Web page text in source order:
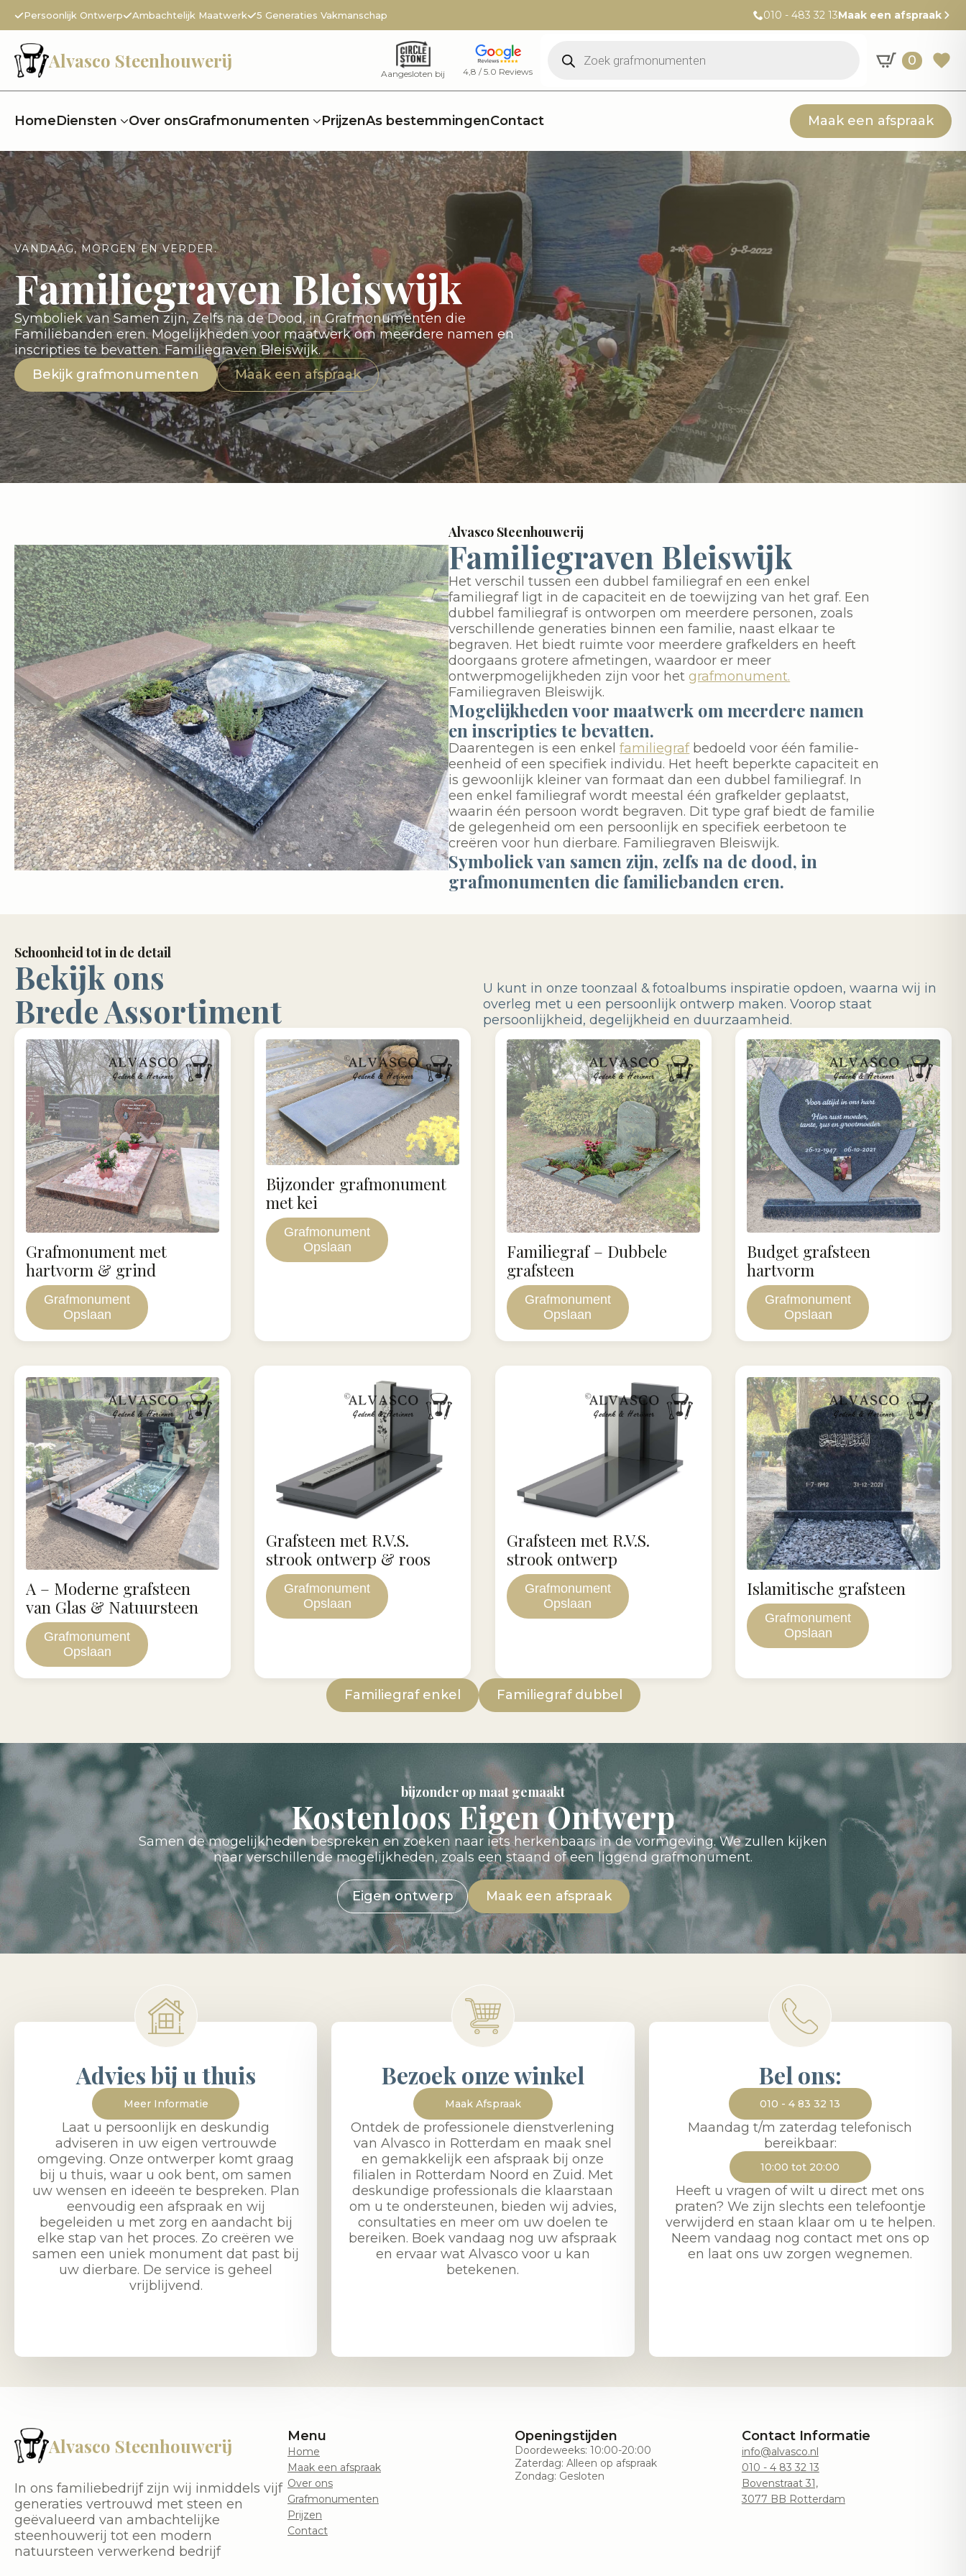
Persoonlijk Ontwerp Ambachtelijk Maatwerk 5 Generaties Vakmanschap 010 - 483 32 13Maak een afspraak
Alvasco Steenhouwerij
Aangesloten bij 4,8 / 5.0 Reviews
zoeken
0
HomeDiensten Over onsGrafmonumenten PrijzenAs bestemmingenContact Maak een afspraak
VANDAAG, MORGEN EN VERDER.
Familiegraven Bleiswijk
Symboliek van Samen zijn, Zelfs na de Dood, in Grafmonumenten die
Familiebanden eren. Mogelijkheden voor maatwerk om meerdere namen en
inscripties te bevatten. Familiegraven Bleiswijk.
Bekijk grafmonumenten
Maak een afspraak
Alvasco Steenhouwerij
Familiegraven Bleiswijk
Het verschil tussen een dubbel familiegraf en een enkel
familiegraf ligt in de capaciteit en de toewijzing van het graf. Een
dubbel familiegraf is ontworpen om meerdere personen, zoals
verschillende generaties binnen een familie, naast elkaar te
begraven. Het biedt ruimte voor meerdere grafkelders en heeft
doorgaans grotere afmetingen, waardoor er meer
ontwerpmogelijkheden zijn voor hetgrafmonument.
Familiegraven Bleiswijk.
Mogelijkheden voor maatwerk om meerdere namen
en inscripties te bevatten.
Daarentegen is een enkelfamiliegrafbedoeld voor één familie-
eenheid of een specifiek individu. Het heeft beperkte capaciteit en
is gewoonlijk kleiner van formaat dan een dubbel familiegraf. In
een enkel familiegraf wordt meestal één grafkelder geplaatst,
waarin één persoon wordt begraven. Dit type graf biedt de familie
de gelegenheid om een persoonlijk en specifiek eerbetoon te
creëren voor hun dierbare. Familiegraven Bleiswijk.
Symboliek van samen zijn, zelfs na de dood, in
grafmonumenten die familiebanden eren.
Schoonheid tot in de detail
Bekijk ons
Brede Assortiment
U kunt in onze toonzaal & fotoalbums inspiratie opdoen, waarna wij in
overleg met u een persoonlijk ontwerp maken. Voorop staat
persoonlijkheid, degelijkheid en duurzaamheid.
Grafmonument
Opslaan
Grafmonument met
hartvorm & grind
Grafmonument
Opslaan
Bijzonder grafmonument
met kei
Grafmonument
Opslaan
Familiegraf – Dubbele
grafsteen
Grafmonument
Opslaan
Budget grafsteen
hartvorm
Grafmonument
Opslaan
A – Moderne grafsteen
van Glas & Natuursteen
Grafmonument
Opslaan
Grafsteen met R.V.S.
strook ontwerp & roos
Grafmonument
Opslaan
Grafsteen met R.V.S.
strook ontwerp
Grafmonument
Opslaan
Islamitische grafsteen
Familiegraf enkel Familiegraf dubbel
bijzonder op maat gemaakt
Kostenloos Eigen Ontwerp
Samen de mogelijkheden bespreken en zoeken naar iets herkenbaars in de vormgeving. We zullen kijken
naar verschillende mogelijkheden, zoals een staand of een liggend grafmonument.
Eigen ontwerp Maak een afspraak
Advies bij u thuis
Meer Informatie
Laat u persoonlijk en deskundig
adviseren in uw eigen vertrouwde
omgeving. Onze ontwerper komt graag
bij u thuis, waar u ook bent, om samen
uw wensen en ideeën te bespreken. Plan
eenvoudig een afspraak en wij
begeleiden u met zorg en aandacht bij
elke stap van het proces. Zo creëren we
samen een uniek monument dat past bij
uw dierbare. De service is geheel
vrijblijvend.
Bezoek onze winkel
Maak Afspraak
Ontdek de professionele dienstverlening
van Alvasco in Rotterdam en maak snel
en gemakkelijk een afspraak bij onze
filialen in Rotterdam Noord en Zuid. Met
deskundige professionals die klaarstaan
om u te ondersteunen, bieden wij advies,
consultaties en meer om uw doelen te
bereiken. Boek vandaag nog uw afspraak
en ervaar wat Alvasco voor u kan
betekenen.
Bel ons:
010 - 4 83 32 13
Maandag t/m zaterdag telefonisch
bereikbaar:
10:00 tot 20:00
Heeft u vragen of wilt u direct met ons
praten? We zijn slechts een telefoontje
verwijderd en staan klaar om u te helpen.
Neem vandaag nog contact met ons op
en laat ons uw zorgen wegnemen.
Alvasco Steenhouwerij
In ons familiebedrijf zijn wij inmiddels vijf
generaties vertrouwd met steen en
geëvalueerd van ambachtelijke
steenhouwerij tot een modern
natuursteen verwerkend bedrijf
Menu
Home
Maak een afspraak
Over ons
Grafmonumenten
Prijzen
Contact
Openingstijden
Doordeweeks: 10:00-20:00
Zaterdag: Alleen op afspraak
Zondag: Gesloten
Contact Informatie
info@alvasco.nl
010 - 4 83 32 13
Bovenstraat 31,
3077 BB Rotterdam